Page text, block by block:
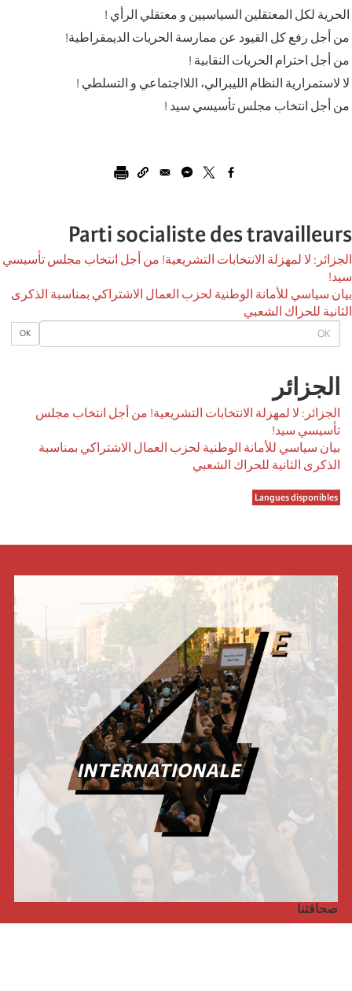
OK
OK
الجزائر
الجزائر: لا لمهزلة الانتخابات التشريعية! من أجل انتخاب مجلس
تأسيسي سيد!
بيان سياسي للأمانة الوطنية لحزب العمال الاشتراكي بمناسبة
الذكرى الثانية للحراك الشعبي
Langues disponibles
الحرية لكل المعتقلين السياسيين و معتقلي الرأي !
من أجل رفع كل القيود عن ممارسة الحريات الديمقراطية!
من أجل احترام الحريات النقابية !
لا لاستمرارية النظام الليبرالي، اللااجتماعي و التسلطي !
من أجل انتخاب مجلس تأسيسي سيد !
Parti socialiste des travailleurs
الجزائر: لا لمهزلة الانتخابات التشريعية! من أجل انتخاب مجلس تأسيسي
سيد!
بيان سياسي للأمانة الوطنية لحزب العمال الاشتراكي بمناسبة الذكرى
الثانية للحراك الشعبي
صحافتنا